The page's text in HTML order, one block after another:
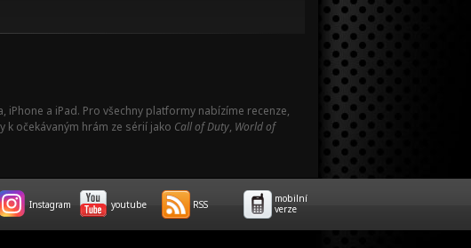
iPhone a iPad. Pro všechny platformy nabízíme recenze,
očekávaným hrám ze sérií jako Call of Duty, World of
Instagram youtube RSS
mobilní
verze